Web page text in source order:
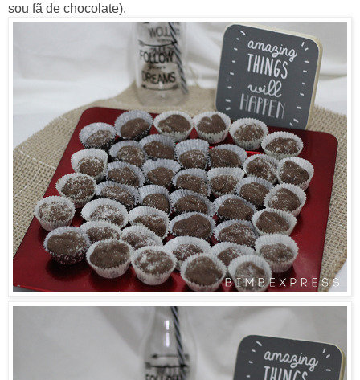
sou fã de chocolate).